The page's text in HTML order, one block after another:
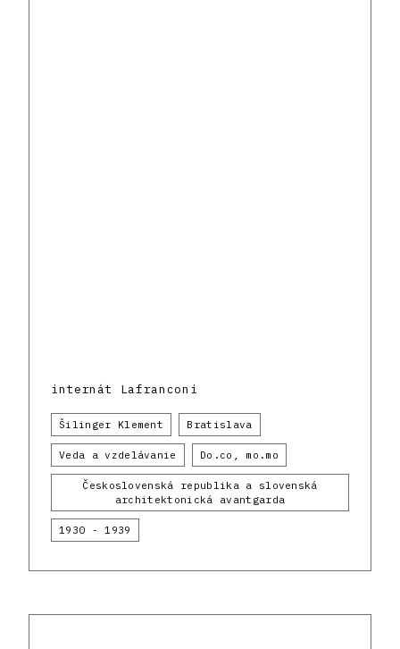
internát Lafranconi
Šilinger Klement Bratislava
Veda a vzdelávanie Do.co, mo.mo
Československá republika a slovenská
architektonická avantgarda
1930 - 1939